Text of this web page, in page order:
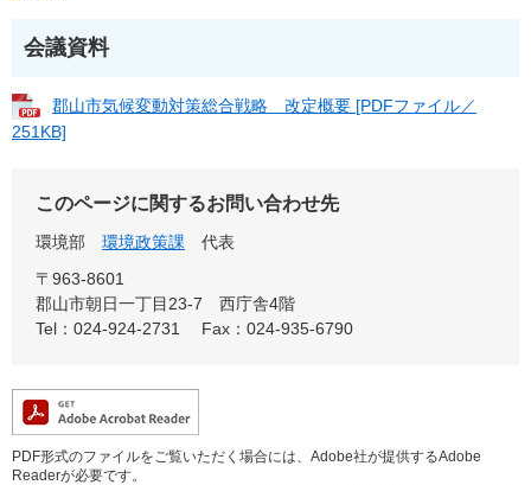
会議資料
郡山市気候変動対策総合戦略 改定概要 [PDFファイル／
251KB]
このページに関するお問い合わせ先
環境部 環境政策課
代表
〒963-8601
郡山市朝日一丁目23-7 西庁舎4階
Tel：024-924-2731
Fax：024-935-6790
PDF形式のファイルをご覧いただく場合には、Adobe社が提供するAdobe
Readerが必要です。